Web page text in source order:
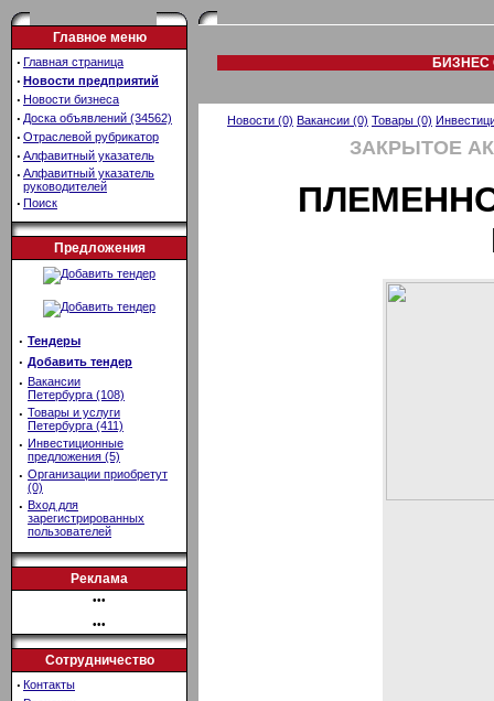
Главное меню
· Главная страница
· Новости предприятий
· Новости бизнеса
· Доска объявлений (34562)
· Отраслевой рубрикатор
· Алфавитный указатель
· Алфавитный указатель
руководителей
· Поиск
Предложения
· Тендеры
· Добавить тендер
· Вакансии
Петербурга (108)
· Товары и услуги
Петербурга (411)
· Инвестиционные
предложения (5)
· Организации приобретут
(0)
· Вход для
зарегистрированных
пользователей
Реклама
•••
•••
Сотрудничество
· Контакты
БИЗНЕС
Новости (0) Вакансии (0) Товары (0)
ЗАКРЫТОЕ